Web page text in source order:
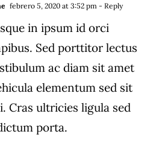
febrero 5, 2020 at 3:52 pm - Reply
in ipsum id orci
Sed porttitor lectus
ac diam sit amet
elementum sed sit
Cras ultricies ligula sed
porta.